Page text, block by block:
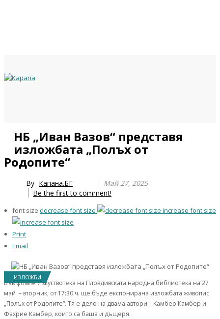
НБ „Иван Вазов“ представя
изложбата „Полъх от
Родопите“
By Капана.БГ
Май 27, 2025
Be the first to comment!
font size decrease font size increase font size
Print
Email
ИЗЛОЖБИ
Във фоайе Изкуствотека на Пловдивската народна библиотека на 27
май – вторник, от 17:30 ч. ще бъде експонирана изложбата живопис
„Полъх от Родопите“. Тя е дело на двама автори – Камбер Камбер и
Фахрие Камбер, които са баща и дъщеря.
Year
Month
Year
Month